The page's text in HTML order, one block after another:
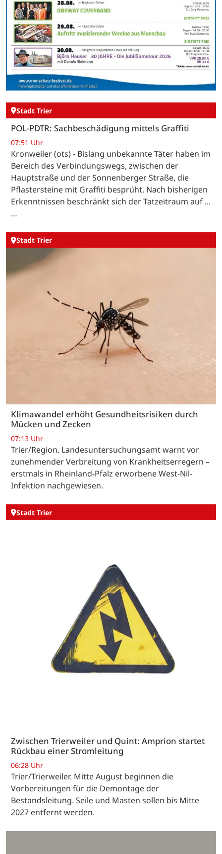
Stadt Trier
POL-PDTR: Sachbeschädigung mittels Graffiti
07:51 Uhr
Kronweiler (ots) - Bislang unbekannte Täter haben im
Bereich des Verbindungswegs, zwischen der
Hauptstraße und der Sonnenberger Straße, die
Pflastersteine mit Graffiti besprüht. Nach bisherigen
Erkenntnissen beschränkt sich der Tatzeitraum auf ...
…
Stadt Trier
Klimawandel erhöht Gesundheitsrisiken durch
Mücken und Zecken
07:13 Uhr
Trier/Region. Landesuntersuchungsamt warnt vor
zunehmender Verbreitung von Krankheitserregern –
erstmals in Rheinland-Pfalz erworbene West-Nil-
Infektion nachgewiesen.
Stadt Trier
Zwischen Trierweiler und Quint: Amprion startet
Rückbau einer Stromleitung
06:28 Uhr
Trier/Trierweiler. Mitte August beginnen die
Vorbereitungen für die Demontage der
Bestandsleitung. Seile und Masten sollen bis Mitte
2027 entfernt werden.